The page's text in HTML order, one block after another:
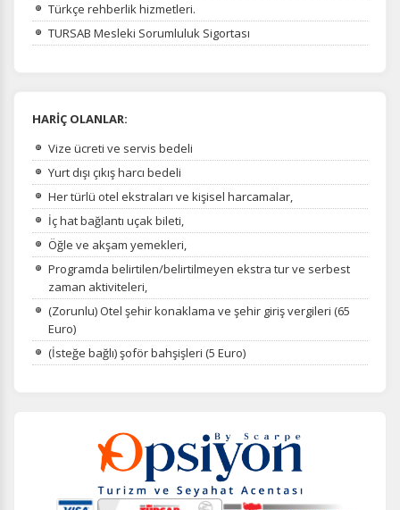
Türkçe rehberlik hizmetleri.
TURSAB Mesleki Sorumluluk Sigortası
HARİÇ OLANLAR:
Vize ücreti ve servis bedeli
Yurt dışı çıkış harcı bedeli
Her türlü otel ekstraları ve kişisel harcamalar,
İç hat bağlantı uçak bileti,
Öğle ve akşam yemekleri,
Programda belirtilen/belirtilmeyen ekstra tur ve serbest
zaman aktiviteleri,
(Zorunlu) Otel şehir konaklama ve şehir giriş vergileri (65
Euro)
(İsteğe bağlı) şoför bahşişleri (5 Euro)